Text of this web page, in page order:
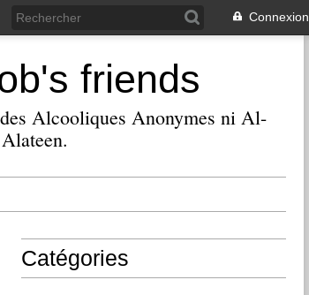
Connexion
friends
Alcooliques Anonymes ni Al-
Catégories